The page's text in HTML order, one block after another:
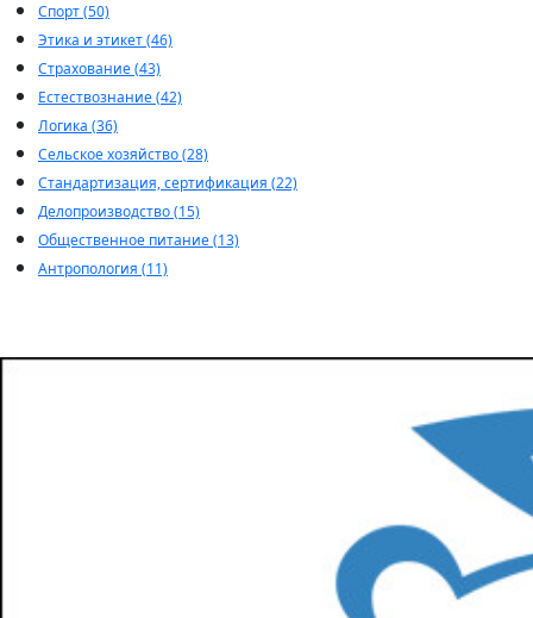
Спорт (50)
Этика и этикет (46)
Страхование (43)
Естествознание (42)
Логика (36)
Сельское хозяйство (28)
Стандартизация, сертификация (22)
Делопроизводство (15)
Общественное питание (13)
Антропология (11)